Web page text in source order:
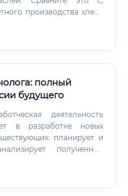
производства хлеба
полный
будущего
деятельность
в разработке новых
планирует и
работает с